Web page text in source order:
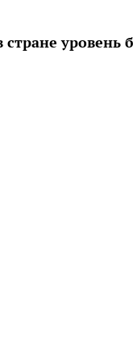
уровень